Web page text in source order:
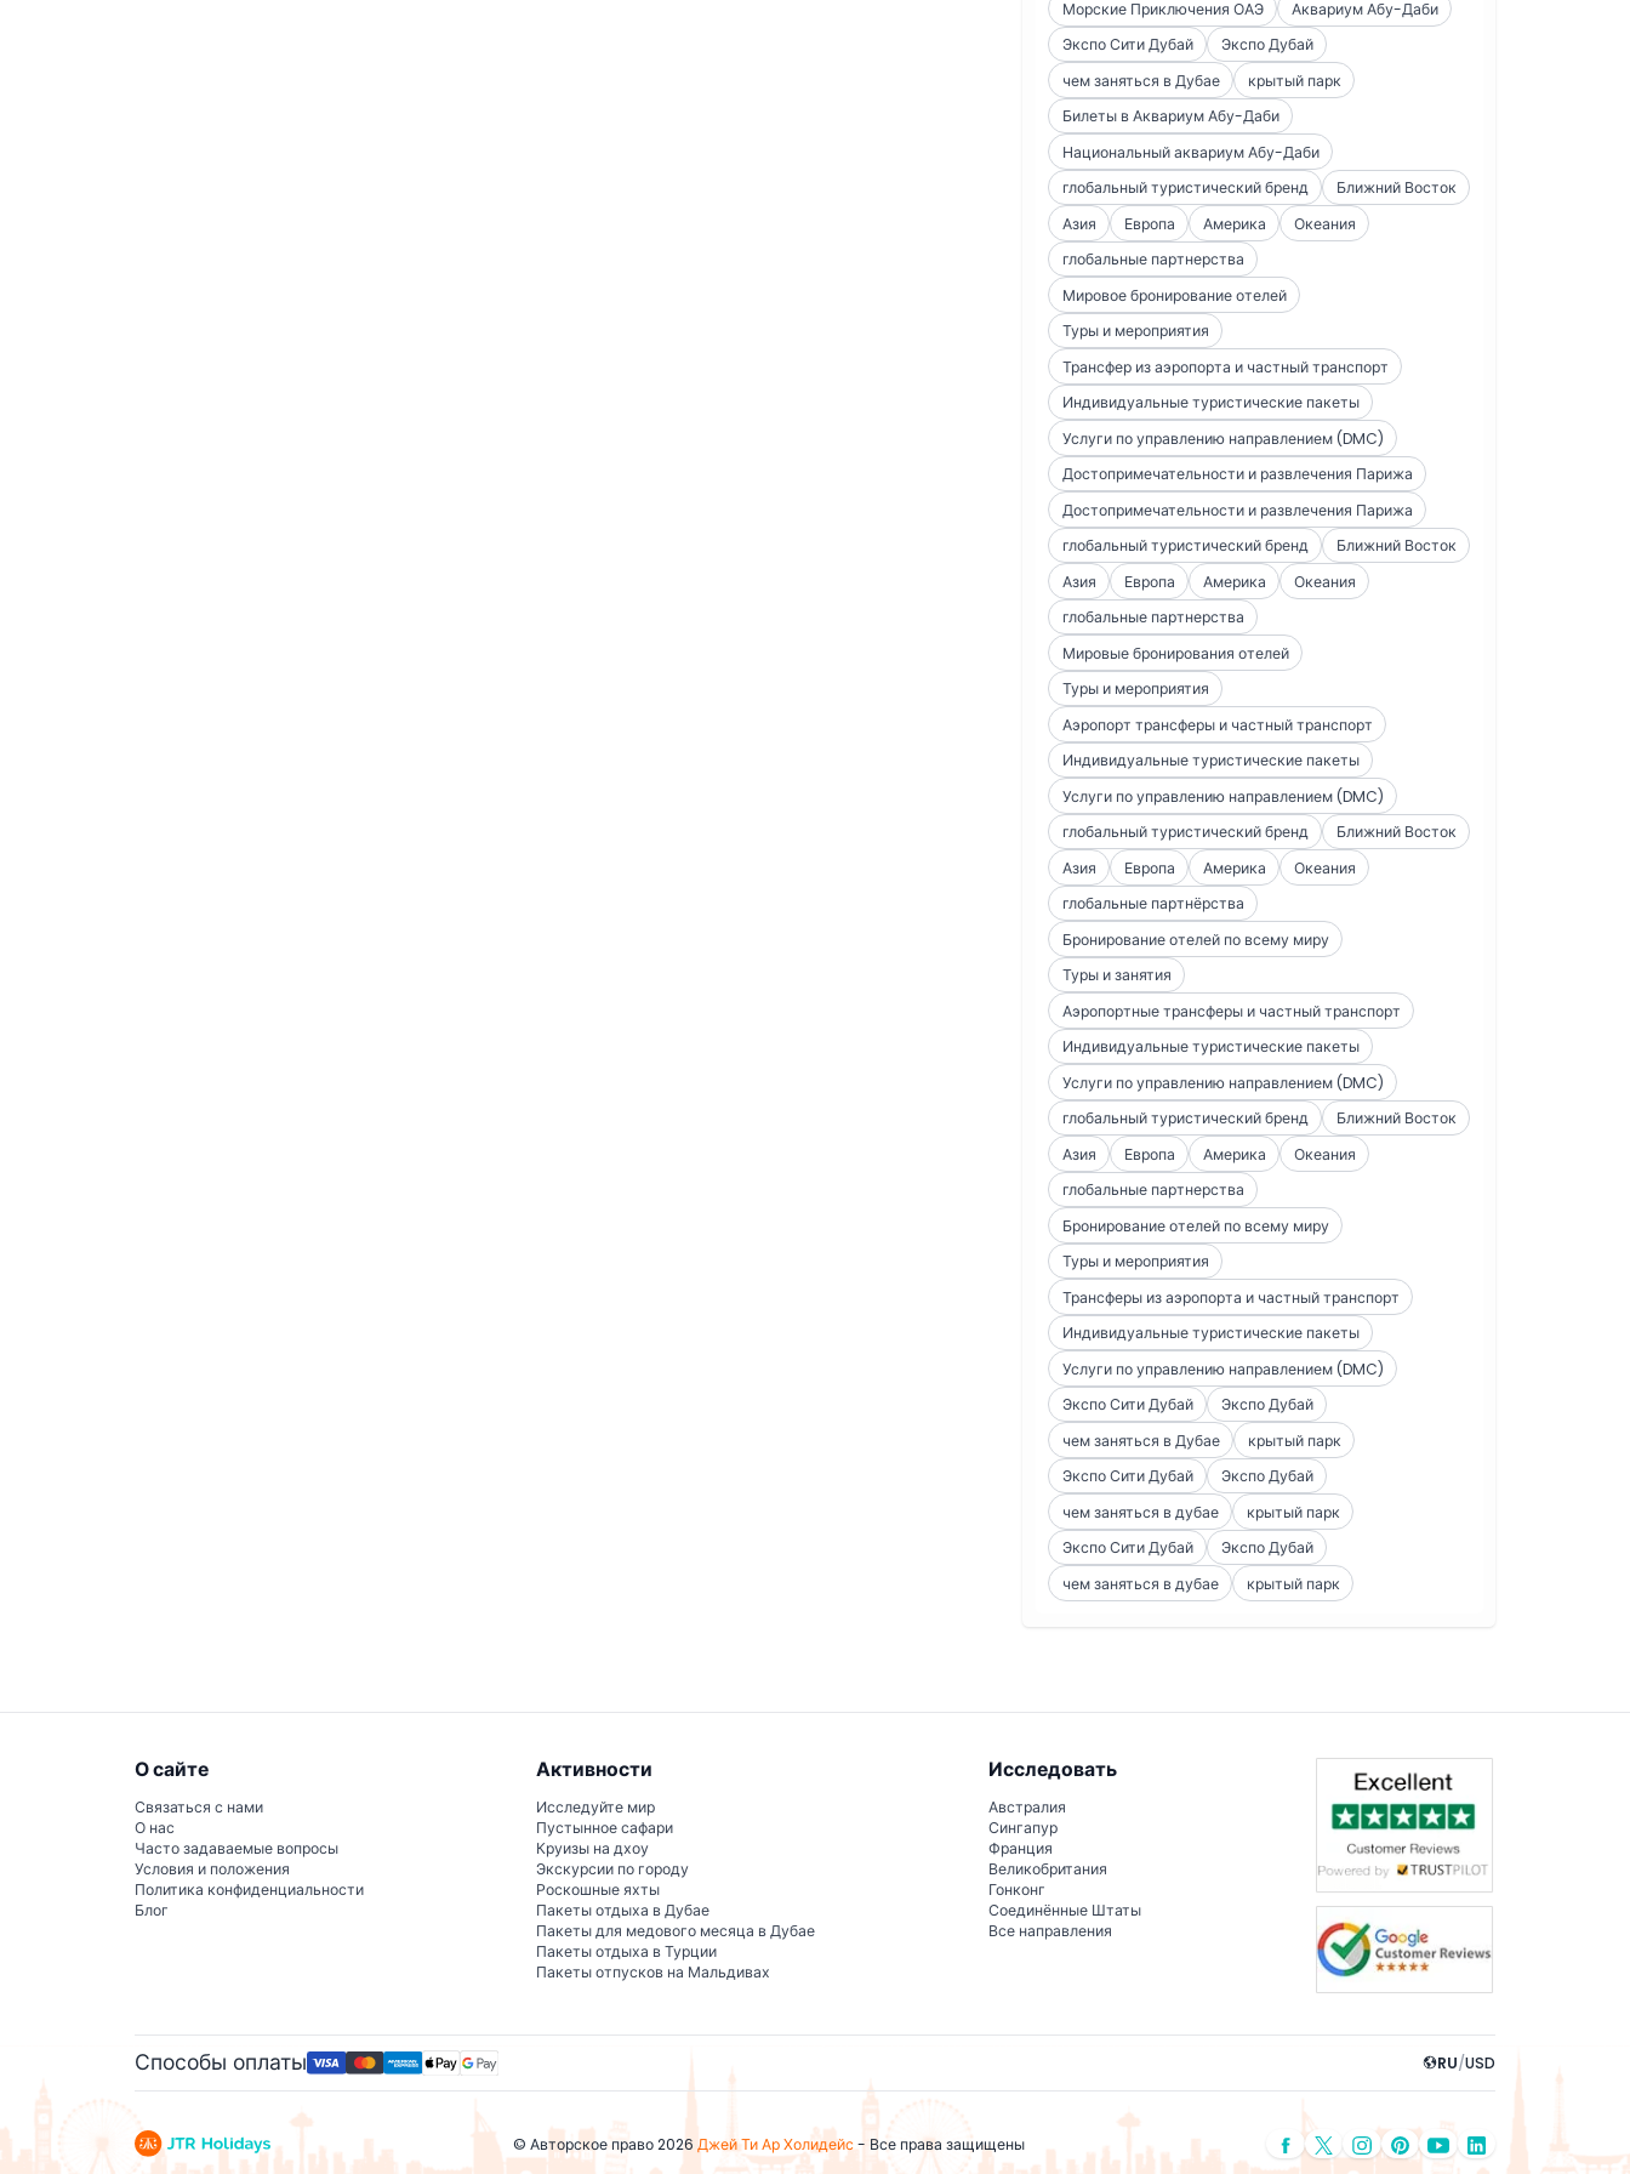
Морские Приключения ОАЭ
Аквариум Абу-Даби
Экспо Сити Дубай
Экспо Дубай
чем заняться в Дубае
крытый парк
Билеты в Аквариум Абу-Даби
Национальный аквариум Абу-Даби
глобальный туристический бренд
Ближний Восток
Азия
Европа Америка
Океания
глобальные партнерства
Мировое бронирование отелей
Туры и мероприятия
Трансфер из аэропорта и частный транспорт
Индивидуальные туристические пакеты
Услуги по управлению направлением (DMC)
Достопримечательности и развлечения Парижа
Достопримечательности и развлечения Парижа
глобальный туристический бренд
Ближний Восток
Азия
Европа Америка
Океания
глобальные партнерства
Мировые бронирования отелей
Туры и мероприятия
Аэропорт трансферы и частный транспорт
Индивидуальные туристические пакеты
Услуги по управлению направлением (DMC)
глобальный туристический бренд
Ближний Восток
Азия
Европа Америка
Океания
глобальные партнёрства
Бронирование отелей по всему миру
Туры и занятия
Аэропортные трансферы и частный транспорт
Индивидуальные туристические пакеты
Услуги по управлению направлением (DMC)
глобальный туристический бренд
Ближний Восток
Азия
Европа Америка
Океания
глобальные партнерства
Бронирование отелей по всему миру
Туры и мероприятия
Трансферы из аэропорта и частный транспорт
Индивидуальные туристические пакеты
Услуги по управлению направлением (DMC)
Экспо Сити Дубай
Экспо Дубай
чем заняться в Дубае
крытый парк
Экспо Сити Дубай
Экспо Дубай
чем заняться в дубае
крытый парк
Экспо Сити Дубай
Экспо Дубай
чем заняться в дубае
крытый парк
О сайте
Связаться с нами
О нас
Часто задаваемые вопросы
Условия и положения
Политика конфиденциальности
Блог
Активности
Исследуйте мир
Пустынное сафари
Круизы на дхоу
Экскурсии по городу
Роскошные яхты
Пакеты отдыха в Дубае
Пакеты для медового месяца в Дубае
Пакеты отдыха в Турции
Пакеты отпусков на Мальдивах
Исследовать
Австралия
Сингапур
Франция
Великобритания
Гонконг
Соединённые Штаты
Все направления
Способы оплаты RU/USD
© Авторское право 2026 Джей Ти Ар Холидейс- Все права защищены